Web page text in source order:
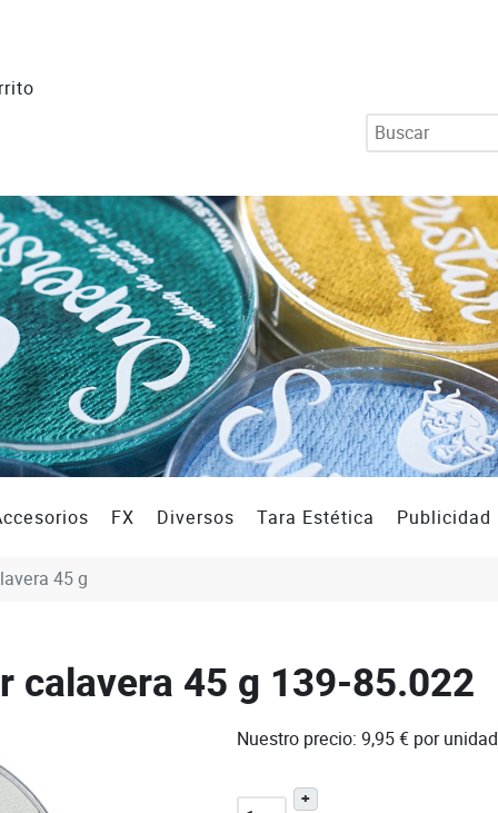
FX Diversos Tara Estética Publicidad
45 g
calavera 45 g 139-85.022
Nuestro precio: 9,95 € por unidad
+